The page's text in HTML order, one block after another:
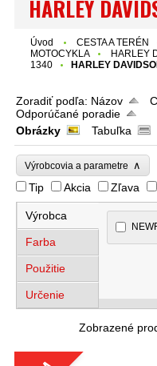
HARLEY
Úvod CESTA A TERÉN
MOTOCYKLA
HARLEY
1340
HARLEY
Zoradiť podľa: Názov
Odporúčané poradie
Obrázky
Tabuľka
Výrobcovia a parametre ∧
Tip
Akcia Zľava
Výrobca
Farba
Použitie
Určenie
Zobrazené